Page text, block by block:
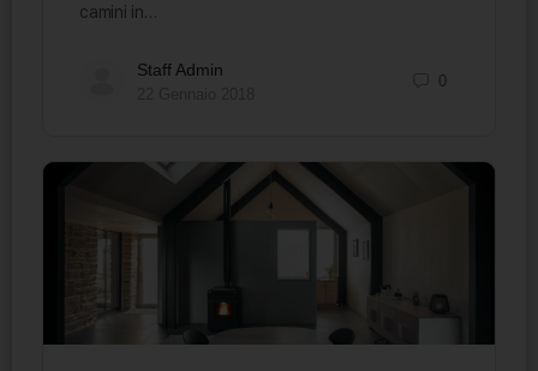
camini in…
Staff Admin
0